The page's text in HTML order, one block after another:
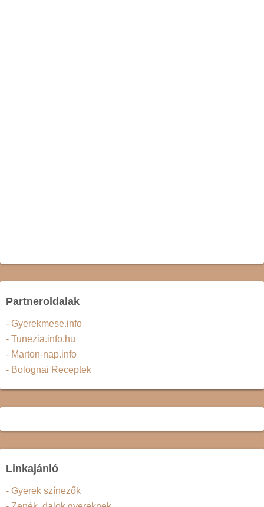
Partneroldalak
- Gyerekmese.info
- Tunezia.info.hu
- Marton-nap.info
- Bolognai Receptek
Linkajánló
- Gyerek színezők